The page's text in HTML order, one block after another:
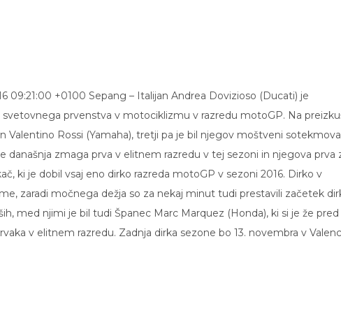
09:21:00 +0100 Sepang – Italijan Andrea Dovizioso (Ducati) je
prvenstva v motociklizmu v razredu motoGP. Na
Valentino Rossi (Yamaha), tretji pa je bil njegov moštveni
današnja zmaga prva v elitnem razredu v tej sezoni in njegova prva
ki je dobil vsaj eno dirko razreda motoGP v sezoni 2016. Dirko v
zaradi močnega dežja so za nekaj minut tudi prestavili začetek
med njimi je bil tudi Španec Marc Marquez (Honda), ki si je že pred
v elitnem razredu. Zadnja dirka sezone bo 13. novembra v